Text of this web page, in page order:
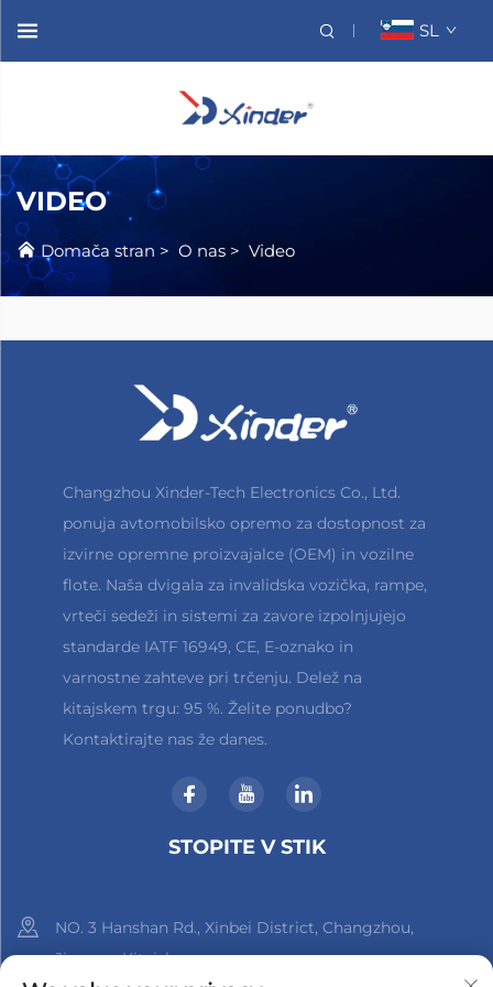
SL
VIDEO
Domača stran > O nas > Video
Changzhou Xinder-Tech Electronics Co., Ltd.
ponuja avtomobilsko opremo za dostopnost za
izvirne opremne proizvajalce (OEM) in vozilne
flote. Naša dvigala za invalidska vozička, rampe,
vrteči sedeži in sistemi za zavore izpolnjujejo
standarde IATF 16949, CE, E-oznako in
varnostne zahteve pri trčenju. Delež na
kitajskem trgu: 95 %. Želite ponudbo?
Kontaktirajte nas že danes.
STOPITE V STIK
NO. 3 Hanshan Rd., Xinbei District, Changzhou,
Jiangsu, Kitajska